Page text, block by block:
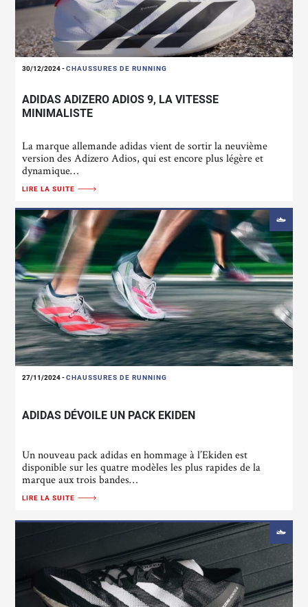
30/12/2024-CHAUSSURES DE RUNNING
ADIDAS ADIZERO ADIOS 9, LA VITESSE
MINIMALISTE
La marque allemande adidas vient de sortir la neuvième
version des Adizero Adios, qui est encore plus légère et
dynamique…
LIRE LA SUITE
27/11/2024-CHAUSSURES DE RUNNING
ADIDAS DÉVOILE UN PACK EKIDEN
Un nouveau pack adidas en hommage à l’Ekiden est
disponible sur les quatre modèles les plus rapides de la
marque aux trois bandes…
LIRE LA SUITE